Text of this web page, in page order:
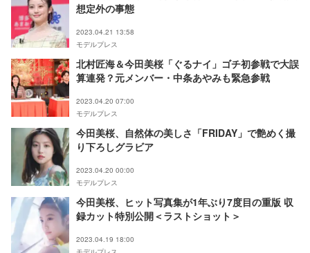
想定外の事態
2023.04.21 13:58
モデルプレス
北村匠海＆今田美桜「ぐるナイ」ゴチ初参戦で大誤
算連発？元メンバー・中条あやみも緊急参戦
2023.04.20 07:00
モデルプレス
今田美桜、自然体の美しさ「FRIDAY」で艶めく撮
り下ろしグラビア
2023.04.20 00:00
モデルプレス
今田美桜、ヒット写真集が1年ぶり7度目の重版 収
録カット特別公開＜ラストショット＞
2023.04.19 18:00